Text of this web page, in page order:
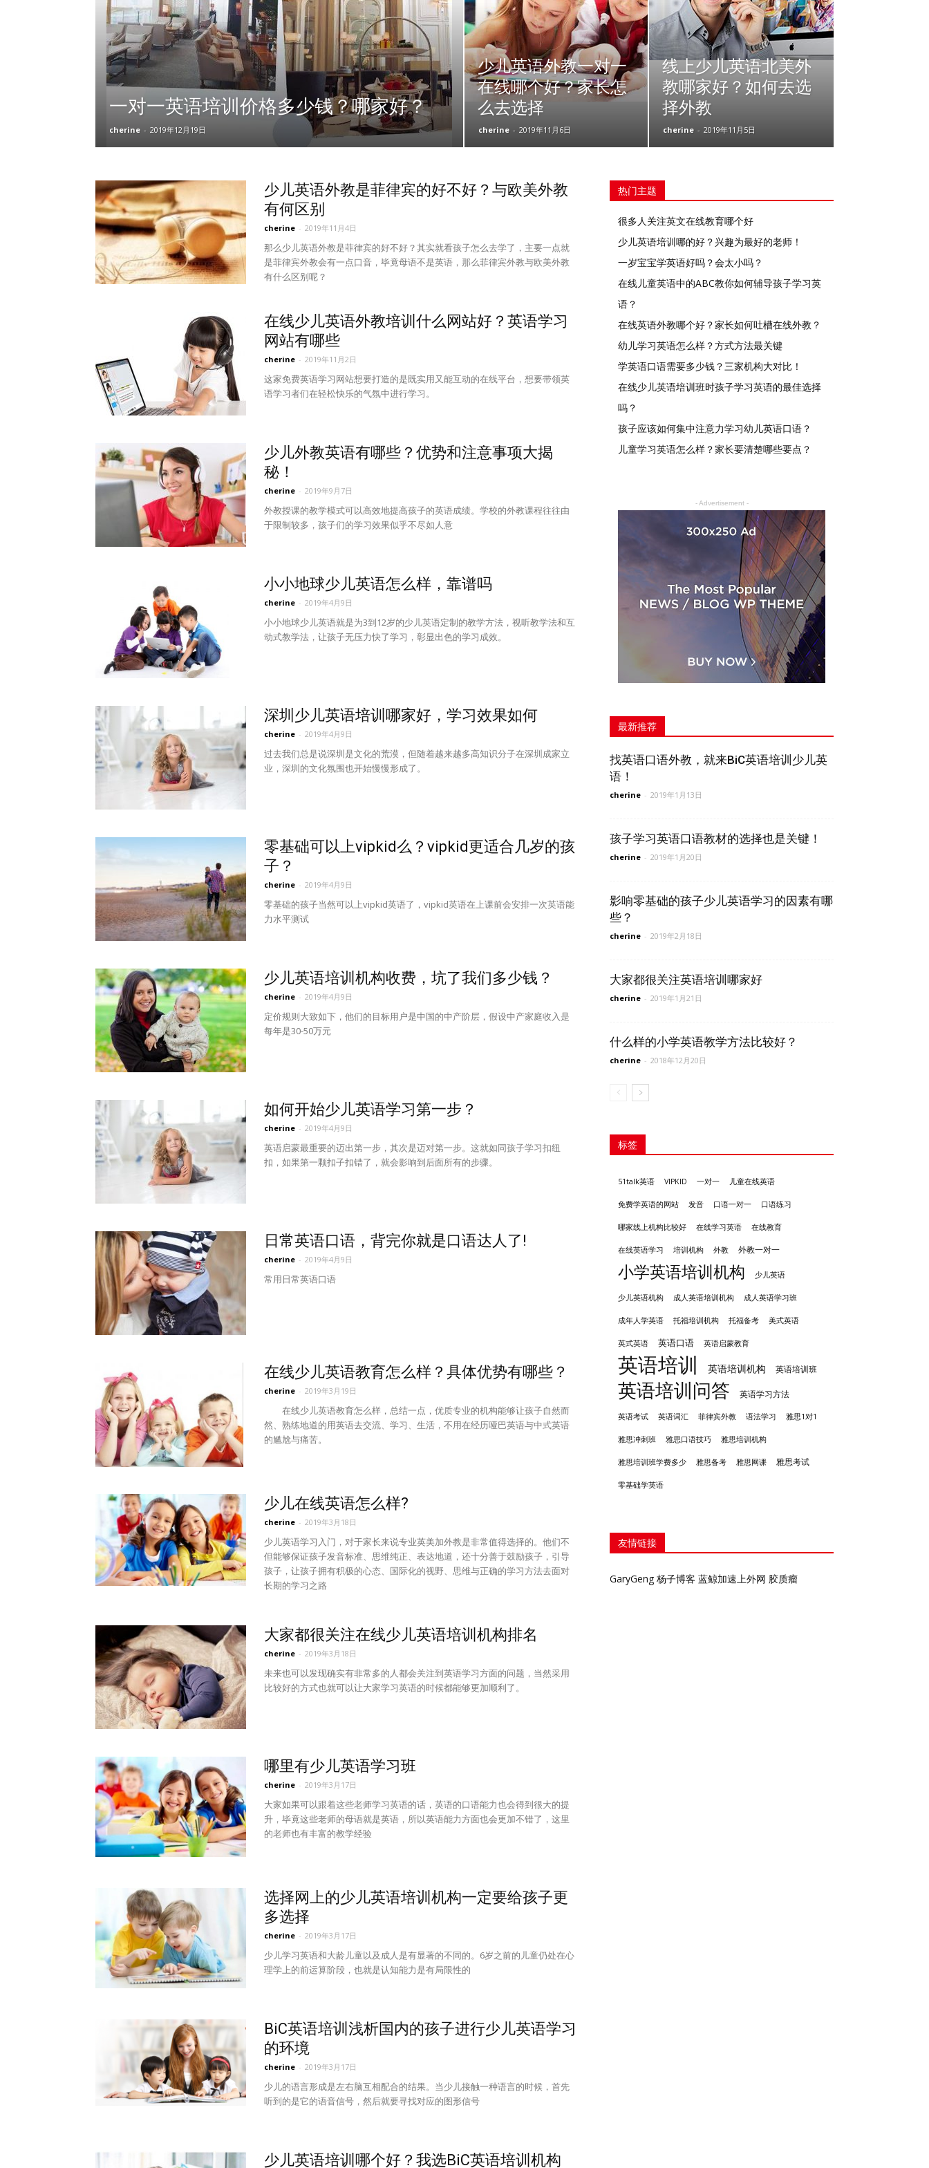
一对一英语培训价格多少钱？哪家好？
cherine - 2019年12月19日
少儿英语外教一对一
在线哪个好？家长怎
么去选择
cherine - 2019年11月6日
线上少儿英语北美外
教哪家好？如何去选
择外教
cherine - 2019年11月5日
少儿英语外教是菲律宾的好不好？与欧美外教
有何区别
cherine - 2019年11月4日
那么少儿英语外教是菲律宾的好不好？其实就看孩子怎么去学了，主要一点就
是菲律宾外教会有一点口音，毕竟母语不是英语，那么菲律宾外教与欧美外教
有什么区别呢？
在线少儿英语外教培训什么网站好？英语学习
网站有哪些
cherine - 2019年11月2日
这家免费英语学习网站想要打造的是既实用又能互动的在线平台，想要带领英
语学习者们在轻松快乐的气氛中进行学习。
少儿外教英语有哪些？优势和注意事项大揭
秘！
cherine - 2019年9月7日
外教授课的教学模式可以高效地提高孩子的英语成绩。学校的外教课程往往由
于限制较多，孩子们的学习效果似乎不尽如人意
小小地球少儿英语怎么样，靠谱吗
cherine - 2019年4月9日
小小地球少儿英语就是为3到12岁的少儿英语定制的教学方法，视听教学法和互
动式教学法，让孩子无压力快了学习，彰显出色的学习成效。
深圳少儿英语培训哪家好，学习效果如何
cherine - 2019年4月9日
过去我们总是说深圳是文化的荒漠，但随着越来越多高知识分子在深圳成家立
业，深圳的文化氛围也开始慢慢形成了。
零基础可以上vipkid么？vipkid更适合几岁的孩
子？
cherine - 2019年4月9日
零基础的孩子当然可以上vipkid英语了，vipkid英语在上课前会安排一次英语能
力水平测试
少儿英语培训机构收费，坑了我们多少钱？
cherine - 2019年4月9日
定价规则大致如下，他们的目标用户是中国的中产阶层，假设中产家庭收入是
每年是30-50万元
如何开始少儿英语学习第一步？
cherine - 2019年4月9日
英语启蒙最重要的迈出第一步，其次是迈对第一步。这就如同孩子学习扣纽
扣，如果第一颗扣子扣错了，就会影响到后面所有的步骤。
日常英语口语，背完你就是口语达人了!
cherine - 2019年4月9日
常用日常英语口语
在线少儿英语教育怎么样？具体优势有哪些？
cherine - 2019年3月19日
在线少儿英语教育怎么样，总结一点，优质专业的机构能够让孩子自然而
然、熟练地道的用英语去交流、学习、生活，不用在经历哑巴英语与中式英语
的尴尬与痛苦。
少儿在线英语怎么样?
cherine - 2019年3月18日
少儿英语学习入门，对于家长来说专业英美加外教是非常值得选择的。他们不
但能够保证孩子发音标准、思维纯正、表达地道，还十分善于鼓励孩子，引导
孩子，让孩子拥有积极的心态、国际化的视野、思维与正确的学习方法去面对
长期的学习之路
大家都很关注在线少儿英语培训机构排名
cherine - 2019年3月18日
未来也可以发现确实有非常多的人都会关注到英语学习方面的问题，当然采用
比较好的方式也就可以让大家学习英语的时候都能够更加顺利了。
哪里有少儿英语学习班
cherine - 2019年3月17日
大家如果可以跟着这些老师学习英语的话，英语的口语能力也会得到很大的提
升，毕竟这些老师的母语就是英语，所以英语能力方面也会更加不错了，这里
的老师也有丰富的教学经验
选择网上的少儿英语培训机构一定要给孩子更
多选择
cherine - 2019年3月17日
少儿学习英语和大龄儿童以及成人是有显著的不同的。6岁之前的儿童仍处在心
理学上的前运算阶段，也就是认知能力是有局限性的
BiC英语培训浅析国内的孩子进行少儿英语学习
的环境
cherine - 2019年3月17日
少儿的语言形成是左右脑互相配合的结果。当少儿接触一种语言的时候，首先
听到的是它的语音信号，然后就要寻找对应的图形信号
少儿英语培训哪个好？我选BiC英语培训机构
热门主题
很多人关注英文在线教育哪个好
少儿英语培训哪的好？兴趣为最好的老师！
一岁宝宝学英语好吗？会太小吗？
在线儿童英语中的ABC教你如何辅导孩子学习英
语？
在线英语外教哪个好？家长如何吐槽在线外教？
幼儿学习英语怎么样？方式方法最关键
学英语口语需要多少钱？三家机构大对比！
在线少儿英语培训班时孩子学习英语的最佳选择
吗？
孩子应该如何集中注意力学习幼儿英语口语？
儿童学习英语怎么样？家长要清楚哪些要点？
- Advertisement -
最新推荐
找英语口语外教，就来BiC英语培训少儿英
语！
cherine - 2019年1月13日
孩子学习英语口语教材的选择也是关键！
cherine - 2019年1月20日
影响零基础的孩子少儿英语学习的因素有哪
些？
cherine - 2019年2月18日
大家都很关注英语培训哪家好
cherine - 2019年1月21日
什么样的小学英语教学方法比较好？
cherine - 2018年12月20日
标签
51talk英语 VIPKID 一对一 儿童在线英语
免费学英语的网站 发音 口语一对一 口语练习
哪家线上机构比较好 在线学习英语 在线教育
在线英语学习 培训机构 外教 外教一对一
小学英语培训机构 少儿英语
少儿英语机构 成人英语培训机构 成人英语学习班
成年人学英语 托福培训机构 托福备考 美式英语
英式英语 英语口语 英语启蒙教育
英语培训 英语培训机构 英语培训班
英语培训问答 英语学习方法
英语考试 英语词汇 菲律宾外教 语法学习 雅思1对1
雅思冲刺班 雅思口语技巧 雅思培训机构
雅思培训班学费多少 雅思备考 雅思网课 雅思考试
零基础学英语
友情链接
GaryGeng 杨子博客 蓝鲸加速上外网 胶质瘤